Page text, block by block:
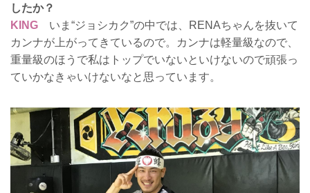
したか？
KING いま“ジョシカク”の中では、RENAちゃんを抜いて
カンナが上がってきているので。カンナは軽量級なので、
重量級のほうで私はトップでいないといけないので頑張っ
ていかなきゃいけないなと思っています。